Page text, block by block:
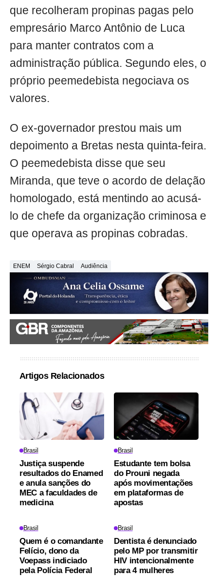
que recolheram propinas pagas pelo
empresário Marco Antônio de Luca
para manter contratos com a
administração pública. Segundo eles, o
próprio peemedebista negociava os
valores.
O ex-governador prestou mais um
depoimento a Bretas nesta quinta-feira.
O peemedebista disse que seu
Miranda, que teve o acordo de delação
homologado, está mentindo ao acusá-
lo de chefe da organização criminosa e
que operava as propinas cobradas.
ENEM Sérgio Cabral Audiência
Artigos Relacionados
Brasil
Justiça suspende
resultados do Enamed
e anula sanções do
MEC a faculdades de
medicina
Brasil
Estudante tem bolsa
do Prouni negada
após movimentações
em plataformas de
apostas
Brasil
Quem é o comandante
Felício, dono da
Voepass indiciado
pela Polícia Federal
Brasil
Dentista é denunciado
pelo MP por transmitir
HIV intencionalmente
para 4 mulheres